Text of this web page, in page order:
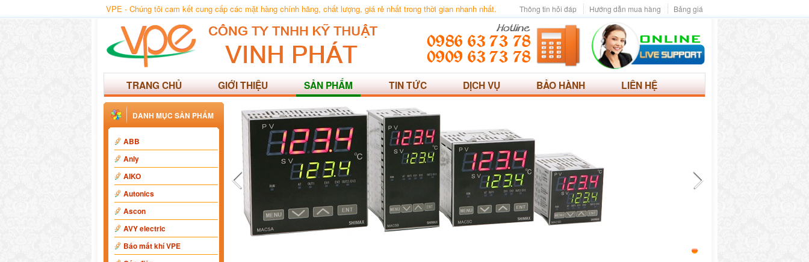
VPE - Chúng tôi cam kết cung cấp các mặt hàng chính hãng, chất lượng, giá rẻ nhất trong thời gian nhanh nhất. Bảng giá
Hướng dẫn mua hàng
Thông tin hỏi đáp
TRANG CHỦ GIỚI THIỆU SẢN PHẨM TIN TỨC DỊCH VỤ BẢO HÀNH LIÊN HỆ
DANH MỤC SẢN PHẨM
ABB
Anly
AIKO
Autonics
Ascon
AVY electric
Báo mất khí VPE